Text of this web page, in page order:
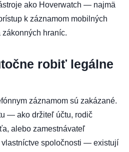
ako Hoverwatch — najmä
k záznamom mobilných
hraníc.
robiť legálne
záznamom sú zakázané.
— ako držiteľ účtu, rodič
alebo zamestnávateľ
spoločnosti — existují